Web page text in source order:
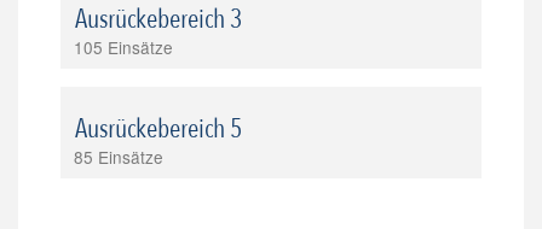
Ausrückebereich 3
105 Einsätze
Ausrückebereich 5
85 Einsätze